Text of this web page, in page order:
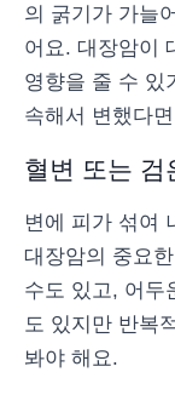
의 굵기가 가늘
어요. 대장암이
영향을 줄 수 있
속해서 변했다
혈변 또는 검
변에 피가 섞여
대장암의 중요
수도 있고, 어두
도 있지만 반복
봐야 해요.